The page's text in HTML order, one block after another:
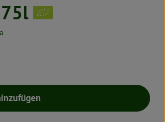
Produkt zum Warenkorb hinzufügen